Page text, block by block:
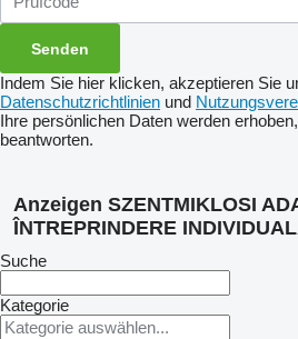
Indem Sie hier klicken, akzeptieren Sie
Datenschutzrichtlinien und
Ihre persönlichen Daten werden
beantworten.
Anzeigen SZENTMIKLOSI
ÎNTREPRINDERE
Suche
Kategorie